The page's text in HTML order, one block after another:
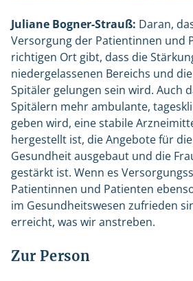
Juliane Bogner-Strauß: Daran,
Versorgung der Patientinnen und
richtigen Ort gibt, dass die
niedergelassenen Bereichs und
Spitäler gelungen sein wird. Auch
Spitälern mehr ambulante,
geben wird, eine stabile
hergestellt ist, die Angebote für
Gesundheit ausgebaut und die
gestärkt ist. Wenn es
Patientinnen und Patienten
im Gesundheitswesen zufrieden
erreicht, was wir anstreben.
Zur Person